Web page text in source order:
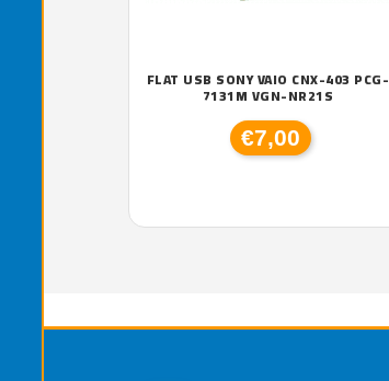
FLAT USB SONY VAIO CNX-403 PCG-
7131M VGN-NR21S
€7,00